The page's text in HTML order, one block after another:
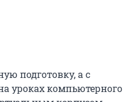
подготовку, а с
уроках компьютерного